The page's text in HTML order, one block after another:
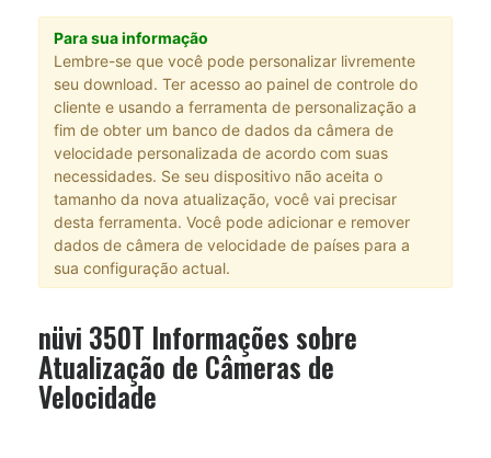
Para sua informação
Lembre-se que você pode personalizar livremente
seu download. Ter acesso ao painel de controle do
cliente e usando a ferramenta de personalização a
fim de obter um banco de dados da câmera de
velocidade personalizada de acordo com suas
necessidades. Se seu dispositivo não aceita o
tamanho da nova atualização, você vai precisar
desta ferramenta. Você pode adicionar e remover
dados de câmera de velocidade de países para a
sua configuração actual.
nüvi 350T Informações sobre
Atualização de Câmeras de
Velocidade